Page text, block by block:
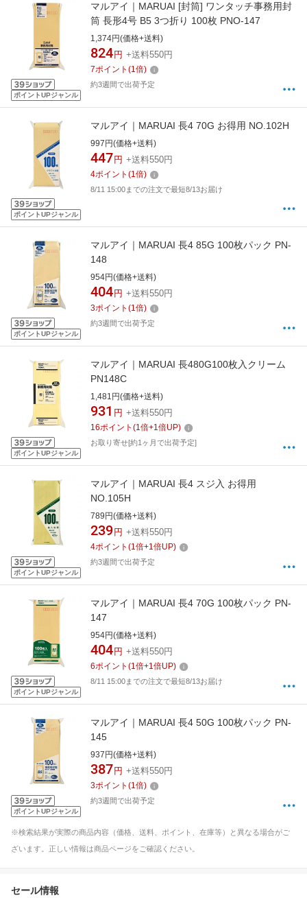
ポイントUPジャンル
マルアイ｜MARUAI [封筒] ワンタッチ事務用封
筒 長形4号 B5 3つ折り 100枚 PNO-147
1,374円(価格+送料)
824 円 +送料550円
7ポイント (1倍)
約3週間で出荷予定
ポイントUPジャンル
マルアイ｜MARUAI 長4 70G お得用 NO.102H
997円(価格+送料)
447 円 +送料550円
4ポイント (1倍)
8/11 15:00までの注文で最短8/13お届け
ポイントUPジャンル
マルアイ｜MARUAI 長4 85G 100枚パック PN-
148
954円(価格+送料)
404 円 +送料550円
3ポイント (1倍)
約3週間で出荷予定
ポイントUPジャンル
マルアイ｜MARUAI 長480G100枚入クリーム
PN148C
1,481円(価格+送料)
931 円 +送料550円
16ポイント (1倍+1倍UP)
お取り寄せ[約1ヶ月で出荷予定]
ポイントUPジャンル
マルアイ｜MARUAI 長4 スジ入 お得用
NO.105H
789円(価格+送料)
239 円 +送料550円
4ポイント (1倍+1倍UP)
約3週間で出荷予定
ポイントUPジャンル
マルアイ｜MARUAI 長4 70G 100枚パック PN-
147
954円(価格+送料)
404 円 +送料550円
6ポイント (1倍+1倍UP)
8/11 15:00までの注文で最短8/13お届け
ポイントUPジャンル
マルアイ｜MARUAI 長4 50G 100枚パック PN-
145
937円(価格+送料)
387 円 +送料550円
3ポイント (1倍)
約3週間で出荷予定
※検索結果が実際の商品内容（価格、送料、ポイント、在庫等）と異なる場合がご
ざいます。正しい情報は商品ページをご確認ください。
セール情報